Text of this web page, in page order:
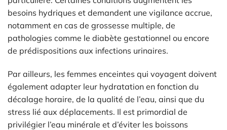
besoins hydriques et demandent une vigilance accrue,
notamment en cas de grossesse multiple, de
pathologies comme le diabète gestationnel ou encore
de prédispositions aux infections urinaires.
Par ailleurs, les femmes enceintes qui voyagent doivent
également adapter leur hydratation en fonction du
décalage horaire, de la qualité de l’eau, ainsi que du
stress lié aux déplacements. Il est primordial de
privilégier l’eau minérale et d’éviter les boissons